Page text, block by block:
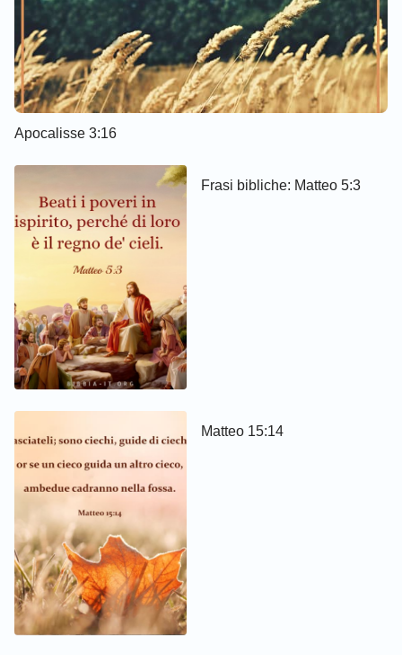
Apocalisse 3:16
Frasi bibliche: Matteo 5:3
Matteo 15:14